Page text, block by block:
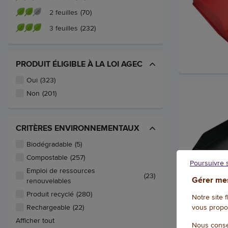
2 feuilles (70)
3 feuilles (232)
PRODUIT ÉLIGIBLE À LA LOI AGEC
Oui (323)
Non (201)
CRITÈRES ENVIRONNEMENTAUX
Biodégradable (5)
Compostable (257)
Emploi de ressources
renouvelables
(23)
Produit recyclé (280)
Rechargeable (22)
Afficher tout
Gérer
Notre site
vous
Nous
Poursuivre